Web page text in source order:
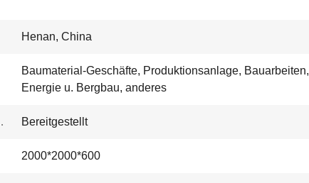
Henan, China
Baumaterial-Geschäfte, Produktionsanlage, Bauarbeiten,
Energie u. Bergbau, anderes
Bereitgestellt
2000*2000*600